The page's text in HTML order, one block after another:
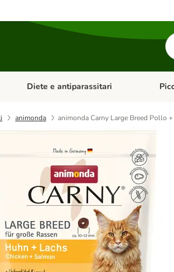
Cani
Apri Menu Categoria: Gatti
Diete e antiparassitari Apri
animonda animonda Carny Large Breed Pollo